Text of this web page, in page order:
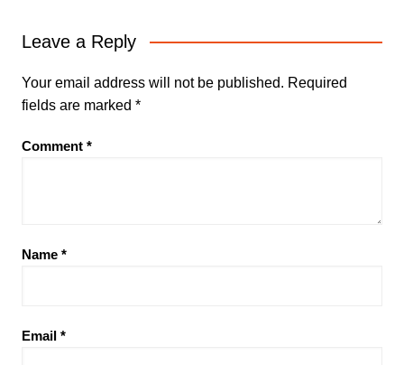
Leave a Reply
Your email address will not be published. Required
fields are marked *
Comment *
Name *
Email *